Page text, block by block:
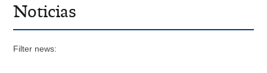
Noticias
Filter news: